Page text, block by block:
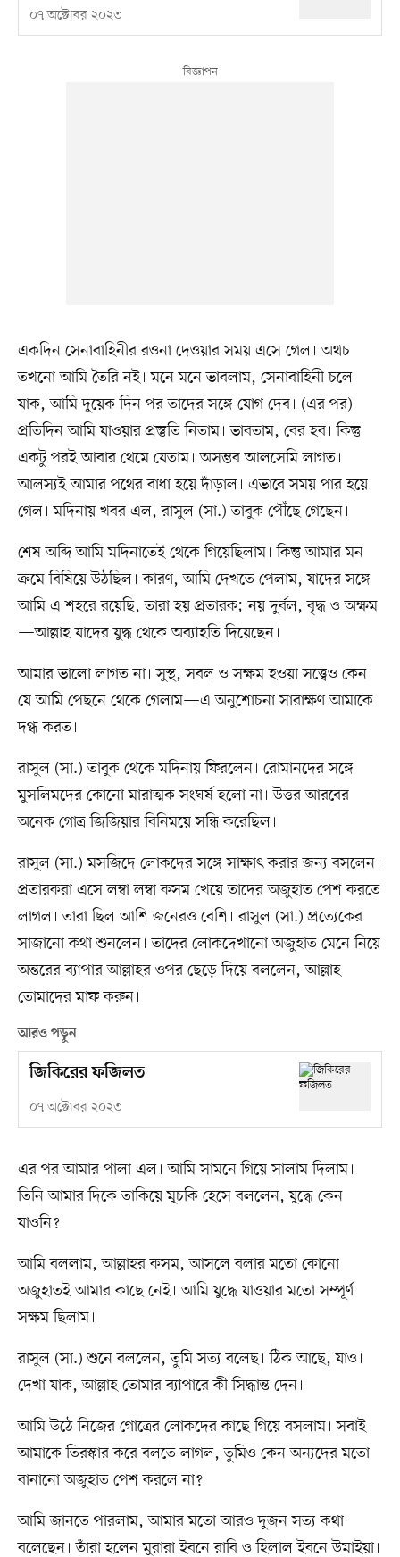
০৭ অক্টোবর ২০২৩
একদিন সেনাবাহিনীর রওনা দেওয়ার সময় এসে গেল। অথচ
তখনো আমি তৈরি নই। মনে মনে ভাবলাম, সেনাবাহিনী চলে
যাক, আমি দুয়েক দিন পর তাদের সঙ্গে যোগ দেব। (এর পর)
প্রতিদিন আমি যাওয়ার প্রস্তুতি নিতাম। ভাবতাম, বের হব। কিন্তু
একটু পরই আবার থেমে যেতাম। অসম্ভব আলসেমি লাগত।
আলস৵ই আমার পথের বাধা হয়ে দাঁড়াল। এভাবে সময় পার হয়ে
গেল। মদিনায় খবর এল, রাসুল (সা.) তাবুক পৌঁছে গেছেন।
শেষ অব্দি আমি মদিনাতেই থেকে গিয়েছিলাম। কিন্তু আমার মন
ক্রমে বিষিয়ে উঠছিল। কারণ, আমি দেখতে পেলাম, যাদের সঙ্গে
আমি এ শহরে রয়েছি, তারা হয় প্রতারক; নয় দুর্বল, বৃদ্ধ ও অক্ষম
—আল্লাহ যাদের যুদ্ধ থেকে অব্যাহতি দিয়েছেন।
আমার ভালো লাগত না। সুস্থ, সবল ও সক্ষম হওয়া সত্ত্বেও কেন
যে আমি পেছনে থেকে গেলাম—এ অনুশোচনা সারাক্ষণ আমাকে
দগ্ধ করত।
রাসুল (সা.) তাবুক থেকে মদিনায় ফিরলেন। রোমানদের সঙ্গে
মুসলিমদের কোনো মারাত্মক সংঘর্ষ হলো না। উত্তর আরবের
অনেক গোত্র জিজিয়ার বিনিময়ে সন্ধি করেছিল।
রাসুল (সা.) মসজিদে লোকদের সঙ্গে সাক্ষাৎ করার জন্য বসলেন।
প্রতারকরা এসে লম্বা লম্বা কসম খেয়ে তাদের অজুহাত পেশ করতে
লাগল। তারা ছিল আশি জনেরও বেশি। রাসুল (সা.) প্রত্যেকের
সাজানো কথা শুনলেন। তাদের লোকদেখানো অজুহাত মেনে নিয়ে
অন্তরের ব্যাপার আল্লাহর ওপর ছেড়ে দিয়ে বললেন, আল্লাহ
তোমাদের মাফ করুন।
আরও পড়ুন
জিকিরের ফজিলত
০৭ অক্টোবর ২০২৩
এর পর আমার পালা এল। আমি সামনে গিয়ে সালাম দিলাম।
তিনি আমার দিকে তাকিয়ে মুচকি হেসে বললেন, যুদ্ধে কেন
যাওনি?
আমি বললাম, আল্লাহর কসম, আসলে বলার মতো কোনো
অজুহাতই আমার কাছে নেই। আমি যুদ্ধে যাওয়ার মতো সম্পূর্ণ
সক্ষম ছিলাম।
রাসুল (সা.) শুনে বললেন, তুমি সত্য বলেছ। ঠিক আছে, যাও।
দেখা যাক, আল্লাহ তোমার ব্যাপারে কী সিদ্ধান্ত দেন।
আমি উঠে নিজের গোত্রের লোকদের কাছে গিয়ে বসলাম। সবাই
আমাকে তিরস্কার করে বলতে লাগল, তুমিও কেন অন্যদের মতো
বানানো অজুহাত পেশ করলে না?
আমি জানতে পারলাম, আমার মতো আরও দুজন সত্য কথা
বলেছেন। তাঁরা হলেন মুরারা ইবনে রাবি ও হিলাল ইবনে উমাইয়া।